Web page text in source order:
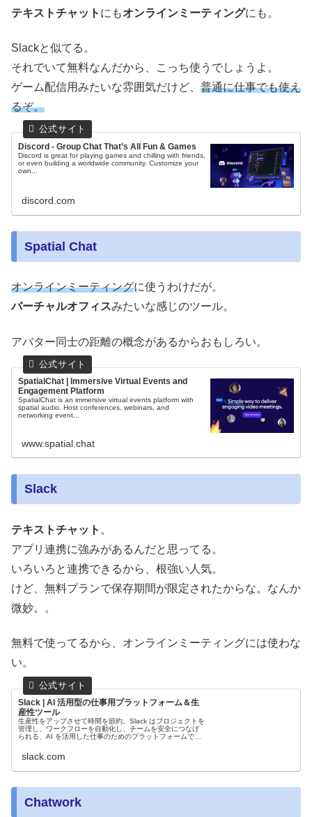
テキストチャット にもオンラインミーティングにも。
Slackと似てる。
それでいて無料なんだから、こっち使うでしょうよ。
ゲーム配信用みたいな雰囲気だけど、 普通に仕事でも使え
るぞ。
Discord - Group Chat That’s All Fun & Games
Discord is great for playing games and chilling with friends,
or even building a worldwide community. Customize your
own...
discord.com
Spatial Chat
オンラインミーティングに使うわけだが。
バーチャルオフィスみたいな感じのツール。
アバター同士の距離の概念があるからおもしろい。
SpatialChat | Immersive Virtual Events and
Engagement Platform
SpatialChat is an immersive virtual events platform with
spatial audio. Host conferences, webinars, and
networking event...
www.spatial.chat
Slack
テキストチャット 。
アプリ連携に強みがあるんだと思ってる。
いろいろと連携できるから、根強い人気。
けど、無料プランで保存期間が限定されたからな。なんか
微妙。。
無料で使ってるから、オンラインミーティングには使わな
い。
Slack | AI 活用型の仕事用プラットフォーム＆生
産性ツール
生産性をアップさせて時間を節約。Slack はプロジェクトを
管理し、ワークフローを自動化し、チームを安全につなげ
られる、AI を活用した仕事のためのプラットフォームで
slack.com
Chatwork